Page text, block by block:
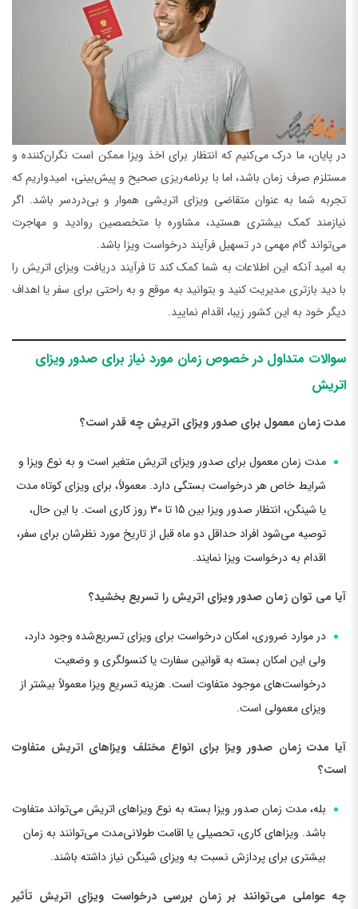
در پایان، ما درک می‌کنیم که انتظار برای اخذ ویزا ممکن است نگران‌کننده و
مستلزم صرف زمان باشد، اما با برنامه‌ریزی صحیح و پیش‌بینی، امیدواریم که
تجربه شما به عنوان متقاضی ویزای اتریشی هموار و بی‌دردسر باشد. اگر
نیازمند کمک بیشتری هستید، مشاوره با متخصصین روادید و مهاجرت
می‌تواند گام مهمی در تسهیل فرآیند درخواست ویزا باشد.
به امید آنکه این اطلاعات به شما کمک کند تا فرآیند دریافت ویزای اتریش را
با دید بازتری مدیریت کنید و بتوانید به موقع و به راحتی برای سفر یا اهداف
دیگر خود به این کشور زیبا، اقدام نمایید.
سوالات متداول در خصوص زمان مورد نیاز برای صدور ویزای
اتریش
مدت زمان معمول برای صدور ویزای اتریش چه قدر است؟
مدت زمان معمول برای صدور ویزای اتریش متغیر است و به نوع ویزا و
شرایط خاص هر درخواست بستگی دارد. معمولاً، برای ویزای کوتاه مدت
یا شینگن، انتظار صدور ویزا بین 15 تا 30 روز کاری است. با این حال،
توصیه می‌شود افراد حداقل دو ماه قبل از تاریخ مورد نظرشان برای سفر،
اقدام به درخواست ویزا نمایند.
آیا می توان زمان صدور ویزای اتریش را تسریع بخشید؟
در موارد ضروری، امکان درخواست برای ویزای تسریع‌شده وجود دارد،
ولی این امکان بسته به قوانین سفارت یا کنسولگری و وضعیت
درخواست‌های موجود متفاوت است. هزینه تسریع ویزا معمولاً بیشتر از
ویزای معمولی است.
آیا مدت زمان صدور ویزا برای انواع مختلف ویزاهای اتریش متفاوت
است؟
بله، مدت زمان صدور ویزا بسته به نوع ویزاهای اتریش می‌تواند متفاوت
باشد. ویزاهای کاری، تحصیلی یا اقامت طولانی‌مدت می‌توانند به زمان
بیشتری برای پردازش نسبت به ویزای شینگن نیاز داشته باشند.
چه عواملی می‌توانند بر زمان بررسی درخواست ویزای اتریش تأثیر